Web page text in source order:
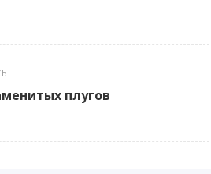
плугов